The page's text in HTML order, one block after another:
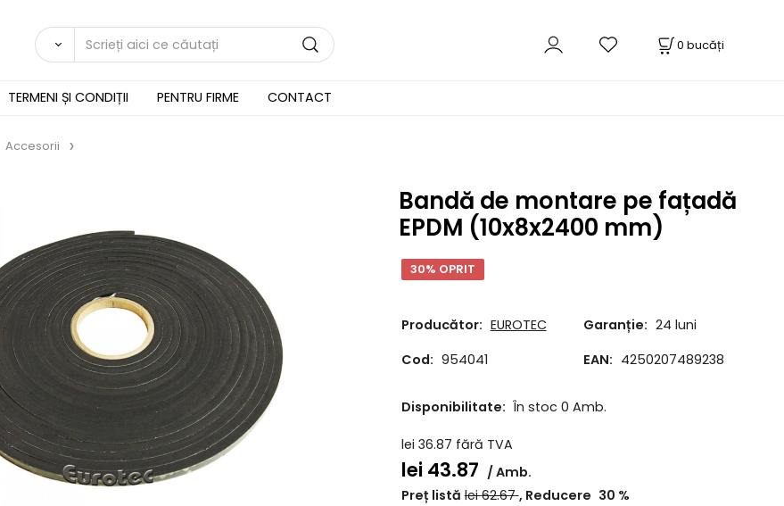
0 bucăți
TERMENI ȘI CONDIȚII PENTRU FIRME CONTACT
Accesorii
Bandă de montare pe fațadă
EPDM (10x8x2400 mm)
30% OPRIT
Producător: EUROTEC Garanție: 24 luni
Cod: 954041 EAN: 4250207489238
Disponibilitate: În stoc 0 Amb.
lei 36.87 fără TVA
lei43.87
Amb.
Preț listă lei62.67 Reducere 30 %